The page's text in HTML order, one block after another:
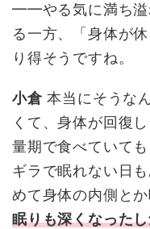
━━やる気に満ち溢
る一方、「身体が
り得そうですね。
小倉本当にそうな
くて、身体が回復
量期で食べていて
ギラで眠れない日
めて身体の内側と
眠りも深くなった